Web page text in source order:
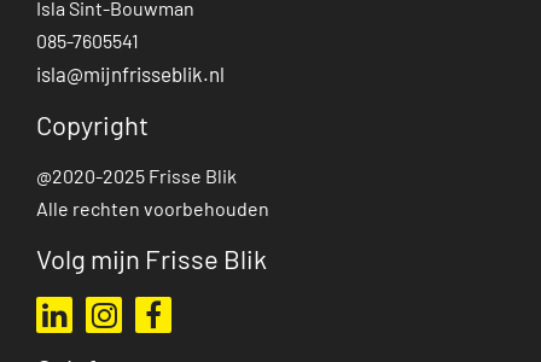
Isla Sint-Bouwman
085-7605541
isla@mijnfrisseblik.nl
Copyright
@2020-2025 Frisse Blik
Alle rechten voorbehouden
Volg mijn Frisse Blik
Ga naar mijn LinkedIn profiel
Ga naar mijn Instagram profiel